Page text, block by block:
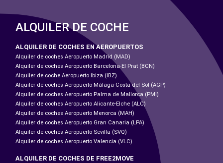
ALQUILER DE COCHE
ALQUILER DE COCHES EN AEROPUERTOS
Alquiler de coches Aeropuerto Madrid (MAD)
Alquiler de coches Aeropuerto Barcelona-El Prat (BCN)
Alquiler de coche Aeropuerto Ibiza (IBZ)
Alquiler de coches Aeropuerto Málaga-Costa del Sol (AGP)
Alquiler de coches Aeropuerto Palma de Mallorca (PMI)
Alquiler de coches Aeropuerto Alicante-Elche (ALC)
Alquiler de coches Aeropuerto Menorca (MAH)
Alquiler de coches Aeropuerto Gran Canaria (LPA)
Alquiler de coches Aeropuerto Sevilla (SVQ)
Alquiler de coches Aeropuerto Valencia (VLC)
ALQUILER DE COCHES DE FREE2MOVE